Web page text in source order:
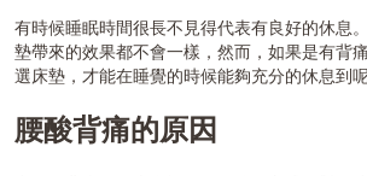
有時候睡眠時間很長不見得代表有良好的休息
墊帶來的效果都不會一樣，然而，如果是有背
選床墊，才能在睡覺的時候能夠充分的休息到
腰酸背痛的原因